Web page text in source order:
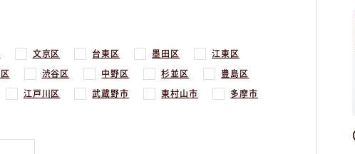
文京区 台東区 墨田区 江東区
渋谷区 中野区 杉並区 豊島区
江戸川区 武蔵野市 東村山市 多摩市